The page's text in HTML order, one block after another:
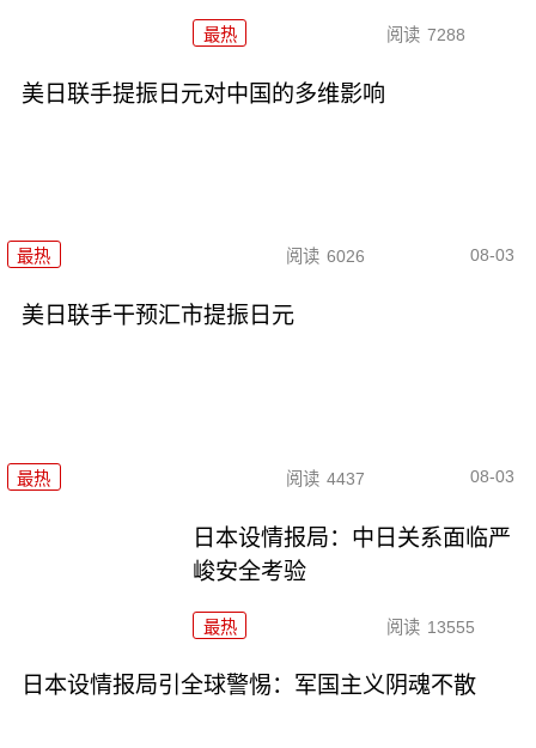
最热 阅读 7288
美日联手提振日元对中国的多维影响
最热 阅读 6026 08-03
美日联手干预汇市提振日元
最热 阅读 4437 08-03
日本设情报局：中日关系面临严
峻安全考验
最热 阅读 13555
日本设情报局引全球警惕：军国主义阴魂不散